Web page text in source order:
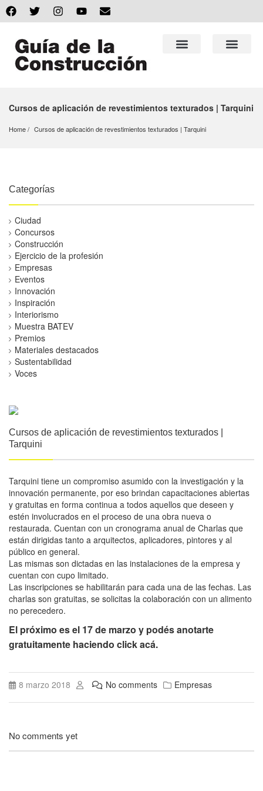
Cursos de aplicación de revestimientos texturados | Tarquini
Home Cursos de aplicación de revestimientos texturados | Tarquini
Categorías
Ciudad
Concursos
Construcción
Ejercicio de la profesión
Empresas
Eventos
Innovación
Inspiración
Interiorismo
Muestra BATEV
Premios
Materiales destacados
Sustentabilidad
Voces
Cursos de aplicación de revestimientos texturados |
Tarquini
Tarquini tiene un compromiso asumido con la investigación y la
innovación permanente, por eso brindan capacitaciones abiertas
y gratuitas en forma continua a todos aquellos que deseen y
estén involucrados en el proceso de una obra nueva o
restaurada. Cuentan con un cronograma anual de Charlas que
están dirigidas tanto a arquitectos, aplicadores, pintores y al
público en general.
Las mismas son dictadas en las instalaciones de la empresa y
cuentan con cupo limitado.
Las inscripciones se habilitarán para cada una de las fechas. Las
charlas son gratuitas, se solicitas la colaboración con un alimento
no perecedero.
El próximo es el 17 de marzo y podés anotarte
gratuitamente haciendo click acá.
8 marzo 2018 No comments Empresas
No comments yet